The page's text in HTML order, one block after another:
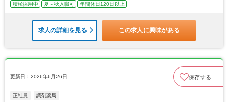
積極採用中
夏～秋入職可 年間休日120日以上
求人の詳細を見る この求人に興味がある
更新日：2026年6月26日 保存する
正社員 調剤薬局